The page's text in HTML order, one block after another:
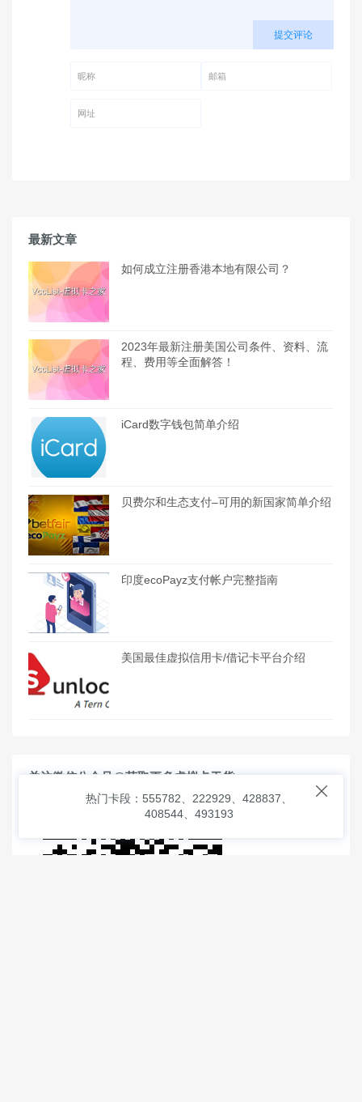
提交评论
最新文章
如何成立注册香港本地有限公司？
2023年最新注册美国公司条件、资料、流
程、费用等全面解答！
iCard数字钱包简单介绍
贝费尔和生态支付–可用的新国家简单介绍
印度ecoPayz支付帐户完整指南
美国最佳虚拟信用卡/借记卡平台介绍
关注微信公众号@获取更多虚拟卡干货

热门卡段：555782、222929、428837、
408544、493193